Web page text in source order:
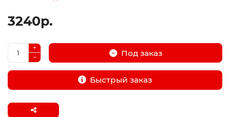
3240р.
Под заказ
Быстрый заказ